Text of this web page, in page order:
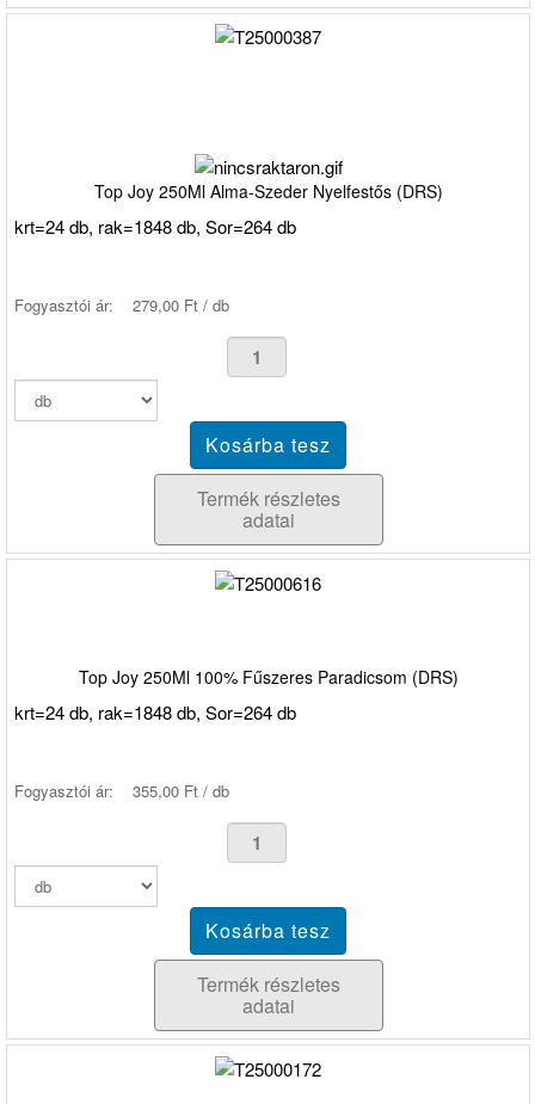
Top Joy 250Ml Alma-Szeder Nyelfestős (DRS)
krt=24 db, rak=1848 db, Sor=264 db
Fogyasztói ár: 279,00 Ft / db
Termék részletes
adatai
Top Joy 250Ml 100% Fűszeres Paradicsom (DRS)
krt=24 db, rak=1848 db, Sor=264 db
Fogyasztói ár: 355,00 Ft / db
Termék részletes
adatai